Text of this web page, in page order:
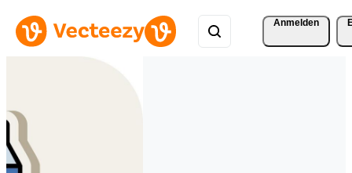
Anmelden